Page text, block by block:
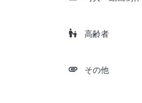
escalator_warning 高齢者
attachment その他